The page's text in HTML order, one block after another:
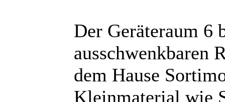
Der Geräteraum 6
ausschwenkbaren
dem Hause
Kleinmaterial wie